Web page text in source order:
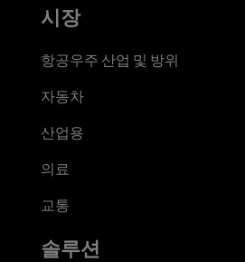
시장
항공우주 산업 및 방위
자동차
산업용
의료
교통
솔루션